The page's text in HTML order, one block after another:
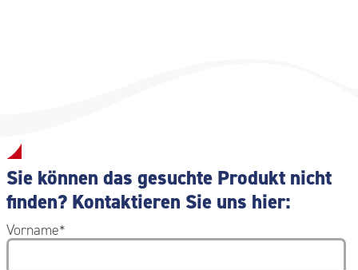
Sie können das gesuchte Produkt nicht
finden? Kontaktieren Sie uns hier:
Vorname*